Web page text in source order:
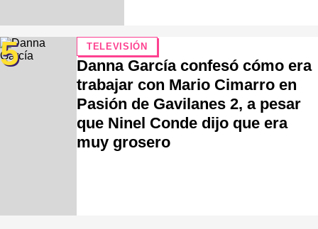
5 TELEVISIÓN
Danna García confesó cómo era
trabajar con Mario Cimarro en
Pasión de Gavilanes 2, a pesar
que Ninel Conde dijo que era
muy grosero